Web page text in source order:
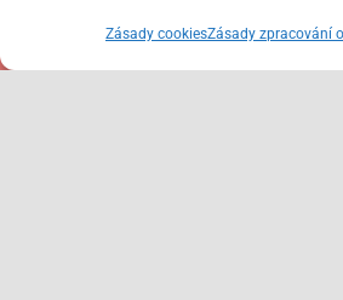
Zásady cookiesZásady zpracování